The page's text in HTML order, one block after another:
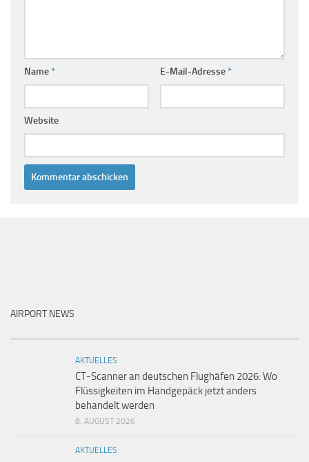
Name* E-Mail-Adresse*
Website
AIRPORT NEWS
AKTUELLES
CT-Scanner an deutschen Flughäfen 2026: Wo
Flüssigkeiten im Handgepäck jetzt anders
behandelt werden
8. AUGUST 2026
AKTUELLES